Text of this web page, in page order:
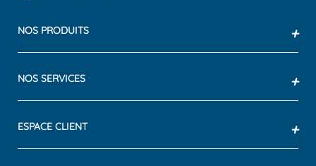
NOS PRODUITS +
NOS SERVICES +
ESPACE CLIENT +